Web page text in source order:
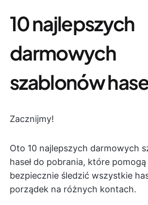
10 najlepszych
darmowych
szablonów
Zacznijmy!
Oto 10 najlepszych darmowych
haseł do pobrania, które pomogą
bezpiecznie śledzić wszystkie
porządek na różnych kontach.